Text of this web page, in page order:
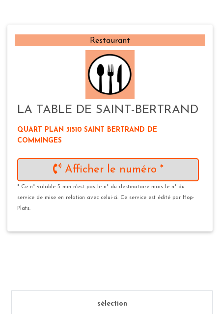
Restaurant
LA TABLE DE SAINT-BERTRAND
QUART PLAN 31510 SAINT BERTRAND DE
COMMINGES
Afficher le numéro *
* Ce n° valable 5 min n'est pas le n° du destinataire mais le n° du
service de mise en relation avec celui-ci. Ce service est édité par Hop-
Plats.
sélection